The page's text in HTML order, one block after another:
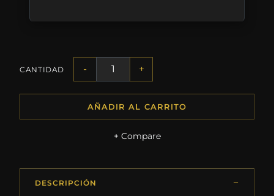
CANTIDAD - +
AÑADIR AL CARRITO
+ Compare
DESCRIPCIÓN